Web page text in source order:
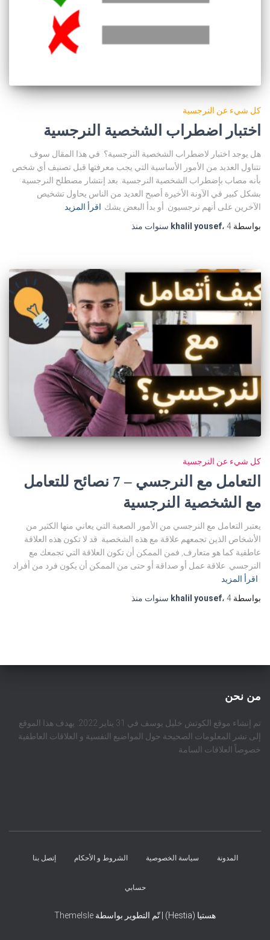
كل شيء عن النرجسية
اختبار اضطراب الشخصية النرجسية
هل يوجد اختبار لاضطراب الشخصية النرجسية؟. في هذا المقال سوف
نتناول العديد من الأمور الأساسية التي يجب معرفتها قبل تصنيف أي شخص
بأنه مصاب بإضطراب الشخصية النرجسية. بعد إنتشار مصطلح النرجسية
بشكل كبير في الآونة الأخيرة أصبح العديد من الناس يحاول تشخيص
الآخرين على أنهم نرجسيون. أو بدأ البعض يشك اقرأ المزيد
بواسطة
khalil yousef، 4 سنوات منذ
كل شيء عن النرجسية
التعامل مع النرجسي – 7 نصائح للتعامل
مع الشخصية النرجسية
يعتبر التعامل مع النرجسي من الأمور الصعبة التي يعاني منها الكثير من
الأشخاص الذين تجمعهم علاقة مع هذه الشخصية. قد لا تكون هذه العلاقة
عاطفية كما هو متعارف, فمن الممكن أن تكون العلاقة التي تجمعك مع
النرجسي. علاقة عمل أو صداقة أو حتى من الممكن أن يكون فرد من أفراد
اقرأ المزيد
بواسطة
khalil yousef، 4 سنوات منذ
من نحن
تم إنشاء موقع الكوتش خليل يوسف في 31 يناير 2022. يهدف هذا الموقع
إلى نشر المعلومات الصحيحة حول المواضيع النفسية و العلاقات العاطفية
خصوصاً العلاقات السامة
المدونة سياسة الخصوصية الشروط و الأحكام إتصل بنا
حسابي
هستيا (Hestia) | تّم التطوير بواسطة ThemeIsle